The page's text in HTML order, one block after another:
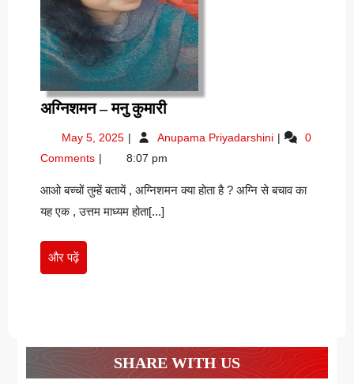
अग्निशमन – मनु कुमारीअग्निशमन
मनु
कुमारी
May 5, 2025 May
2025
Anupama Priyadarshini अग्निशमन
0
Comments
8:07 pm
आओ बच्चों तुम्हें बतायें , अग्निशमन क्या होता है ? अग्नि से बचाव का
यह एक , उत्तम माध्यम होता[...]
और पढ़ेंऔर
पढ़ें
SHARE WITH US